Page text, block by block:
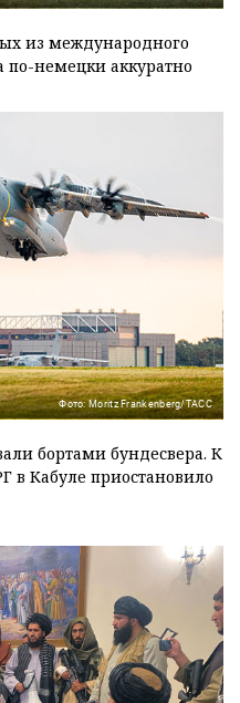
из международного
по-немецки аккуратно
Фото: Moritz Frankenberg/ТАСС
бортами бундесвера. К
в Кабуле приостановило